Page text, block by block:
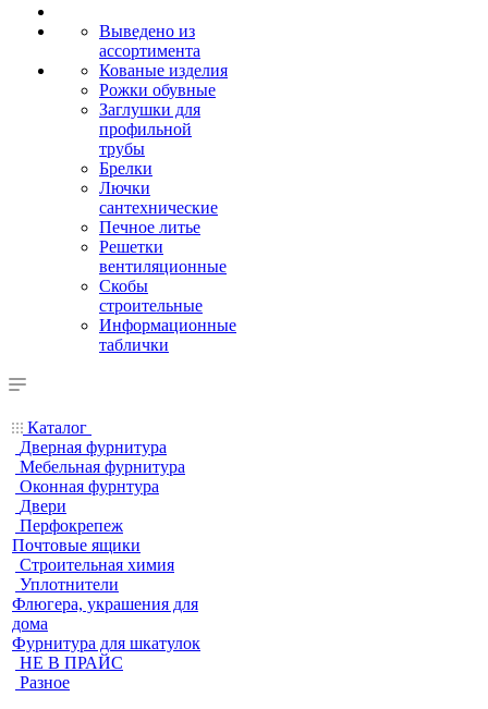
Выведено из
ассортимента
Кованые изделия
Рожки обувные
Заглушки для
профильной
трубы
Брелки
Лючки
сантехнические
Печное литье
Решетки
вентиляционные
Скобы
строительные
Информационные
таблички
Каталог
Дверная фурнитура
Мебельная фурнитура
Оконная фурнтура
Двери
Перфокрепеж
Почтовые ящики
Строительная химия
Уплотнители
Флюгера, украшения для
дома
Фурнитура для шкатулок
НЕ В ПРАЙС
Разное